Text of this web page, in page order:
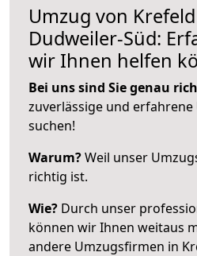
Umzug von
Dudweiler-Süd:
wir Ihnen helfen
Bei uns sind Sie genau
zuverlässige und
suchen!
Warum?Weil unser
richtig ist.
Wie? Durch unser
können wir Ihnen weitaus
andere Umzugsfirmen in